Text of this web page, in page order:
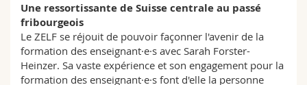
Une ressortissante de Suisse centrale au passé
fribourgeois
Le ZELF se réjouit de pouvoir façonner l'avenir de la
formation des enseignant·e·s avec Sarah Forster-
Heinzer. Sa vaste expérience et son engagement pour la
formation des enseignant·e·s font d'elle la personne